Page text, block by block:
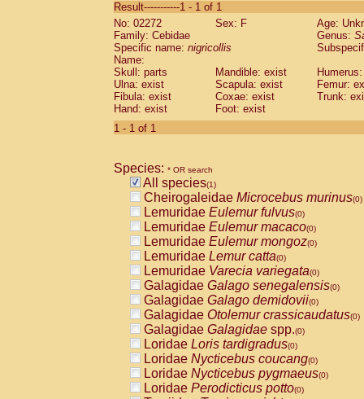
CebidaeSaguinus labiatus(0)
Cebidae Saguinus leucopus (0)
Cebidae
CebidaeSaguinus mystax
Cebidae Saguinus nigricollis (1)
Cebidae Saguinus oedipus
Cebidae Saguinus weddelli
Cebidae Saguinusspp.
Cebidae
CebidaeCebus capucinus
CebidaeCebus nigrivittatus
CebidaeCebus spp.(0)
CebidaeSaimiri boliviensis(0)
CebidaeSaimiri sciureus(0)
AtelidaeAlouatta caraya(0)
AtelidaeAlouatta fusca(0)
AtelidaeAlouatta seniculus(0)
AtelidaeAlouattaspp.(0)
AtelidaeAteles belzebuth(0)
AtelidaeAteles geoffroyi(0)
AtelidaeAteles paniscus(0)
AtelidaeAtelesspp.(0)
AtelidaeLagothrix lagothricha(0)
AtelidaeLagothrix lagothricha cana
PitheciidaeCacajao calvus
Result-----------1 - 1 of 1
No: 02272
Sex: F
Age:
Family: Cebidae
Genus:
Specific name: nigricollis
Name:
Skull: parts
Mandible: exist
Ulna: exist
Scapula: exist
Femur:
Fibula: exist
Coxae: exist
Trunk:
Hand: exist
Foot: exist
1 - 1 of 1
Species: * OR search
All species(1)
Cheirogaleidae Microcebus murinus(0)
Lemuridae Eulemur fulvus(0)
Lemuridae Eulemur macaco(0)
Lemuridae Eulemur mongoz(0)
Lemuridae Lemur catta(0)
Lemuridae Varecia variegata(0)
Galagidae Galago senegalensis(0)
Galagidae Galago demidovii(0)
Galagidae Otolemur crassicaudatus(0)
Galagidae Galagidae spp.(0)
Loridae Loris tardigradus(0)
Loridae Nycticebus coucang(0)
Loridae Nycticebus pygmaeus(0)
Loridae Perodicticus potto(0)